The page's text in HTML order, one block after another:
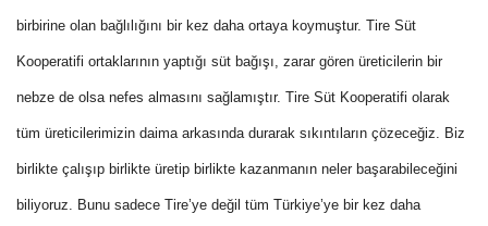
birbirine olan bağlılığını bir kez daha ortaya koymuştur. Tire Süt
Kooperatifi ortaklarının yaptığı süt bağışı, zarar gören üreticilerin bir
nebze de olsa nefes almasını sağlamıştır. Tire Süt Kooperatifi olarak
tüm üreticilerimizin daima arkasında durarak sıkıntıların çözeceğiz. Biz
birlikte çalışıp birlikte üretip birlikte kazanmanın neler başarabileceğini
biliyoruz. Bunu sadece Tire’ye değil tüm Türkiye’ye bir kez daha